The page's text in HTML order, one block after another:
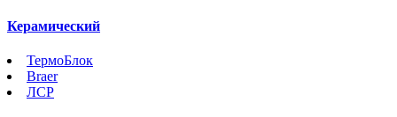
Керамический
ТермоБлок
Braer
ЛСР